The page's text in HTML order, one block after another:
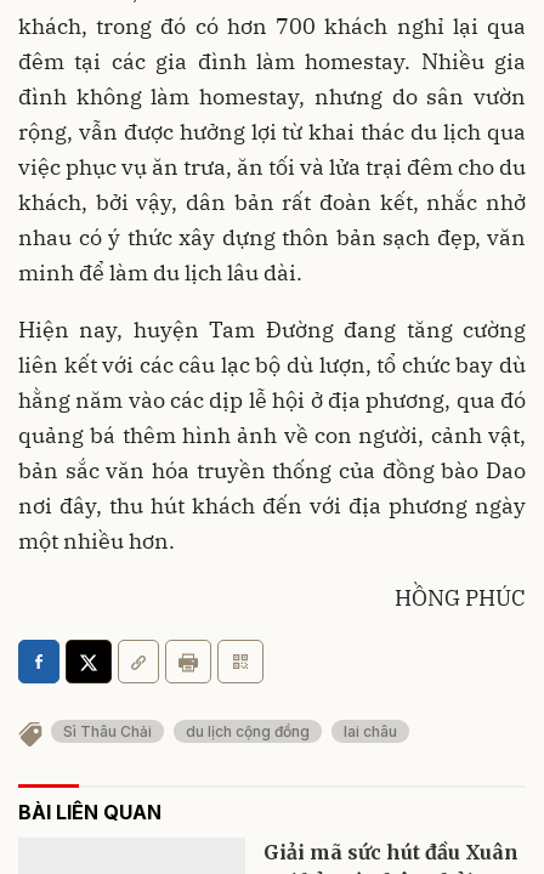
khách, trong đó có hơn 700 khách nghỉ lại qua
đêm tại các gia đình làm homestay. Nhiều gia
đình không làm homestay, nhưng do sân vườn
rộng, vẫn được hưởng lợi từ khai thác du lịch qua
việc phục vụ ăn trưa, ăn tối và lửa trại đêm cho du
khách, bởi vậy, dân bản rất đoàn kết, nhắc nhở
nhau có ý thức xây dựng thôn bản sạch đẹp, văn
minh để làm du lịch lâu dài.
Hiện nay, huyện Tam Đường đang tăng cường
liên kết với các câu lạc bộ dù lượn, tổ chức bay dù
hằng năm vào các dịp lễ hội ở địa phương, qua đó
quảng bá thêm hình ảnh về con người, cảnh vật,
bản sắc văn hóa truyền thống của đồng bào Dao
nơi đây, thu hút khách đến với địa phương ngày
một nhiều hơn.
HỒNG PHÚC
Sì Thâu Chải du lịch cộng đồng lai châu
BÀI LIÊN QUAN
Giải mã sức hút đầu Xuân